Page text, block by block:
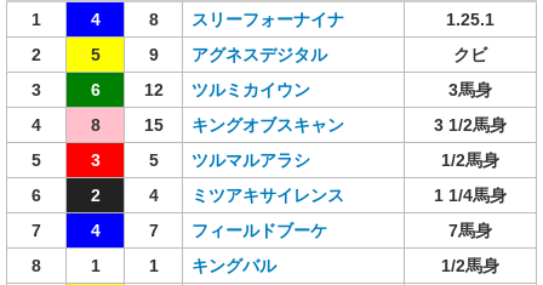
1 4 8 スリーフォーナイナ
1.25.1
2
5 9 アグネスデジタル
クビ
3
6 12 ツルミカイウン
3馬身
4
8 15 キングオブスキャン
3 1/2馬身
5
3 5 ツルマルアラシ
1/2馬身
6
2 4 ミツアキサイレンス
1 1/4馬身
7
4 7 フィールドブーケ
7馬身
8
1 1 キングバル
1/2馬身